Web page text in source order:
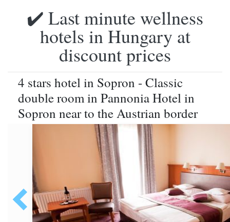
✔️ Last minute wellness
hotels in Hungary at
discount prices
4 stars hotel in Sopron - Classic
double room in Pannonia Hotel in
Sopron near to the Austrian border